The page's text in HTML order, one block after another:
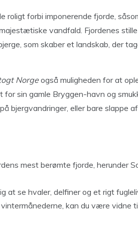
roligt forbi imponerende fjorde,
vandfald. Fjordenes
som skaber et landskab, der
Norgeogså muligheden for at
sin gamle Bryggen-havn og
bjergvandringer, eller bare slappe
mest berømte fjorde, herunder
at se hvaler, delfiner og et rigt
kan du være vidne